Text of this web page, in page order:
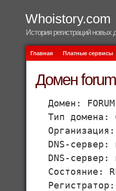
Whoistory.com
История регистраций новых
Главная Платные сервисы
Домен
Домен:
Тип домена:
Организация:
DNS-
DNS-
Состояние:
Регистратор: